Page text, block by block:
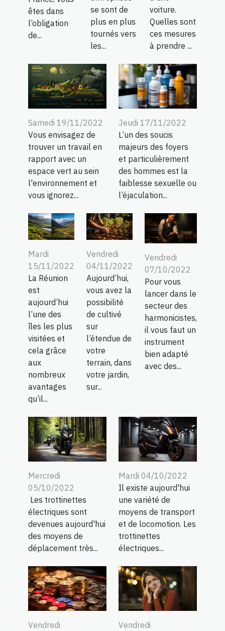
êtes dans
l’obligation
de...
se sont de
plus en plus
tournés vers
les...
voiture.
Quelles sont
ces mesures
à prendre ...
Samedi 19/11/2022
Vous envisagez de
trouver un travail en
rapport avec un
espace vert au sein
l'environnement et
vous ignorez...
Jeudi 17/11/2022
L’un des soucis
majeurs des foyers
et particulièrement
des hommes est la
faiblesse sexuelle ou
l’éjaculation...
Mardi
15/11/2022
La Réunion
est
aujourd’hui
l’une des
îles les plus
visitées et
cela grâce
aux
nombreux
avantages
qu’il...
Vendredi
04/11/2022
Aujourd’hui,
vous avez la
possibilité
de cultivé
sur
l’étendue de
votre
terrain, dans
votre jardin,
sur...
Vendredi
07/10/2022
Pour vous
lancer dans le
secteur des
harmonicistes,
il vous faut un
instrument
bien adapté
avec des...
Mercredi
05/10/2022
Les trottinettes
électriques sont
devenues aujourd'hui
des moyens de
déplacement très...
Mardi 04/10/2022
Il existe aujourd'hui
une variété de
moyens de transport
et de locomotion. Les
trottinettes
électriques...
Vendredi
Vendredi